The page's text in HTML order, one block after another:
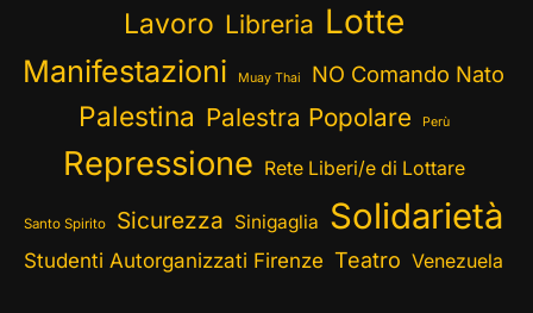
Lavoro Libreria Lotte
Manifestazioni Muay Thai NO Comando Nato
Palestina Palestra Popolare Perù
Repressione Rete Liberi/e di Lottare
Santo Spirito Sicurezza Sinigaglia Solidarietà
Studenti Autorganizzati Firenze Teatro Venezuela